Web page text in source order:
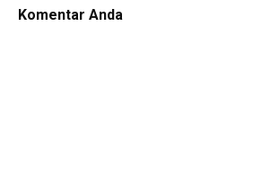
Komentar Anda